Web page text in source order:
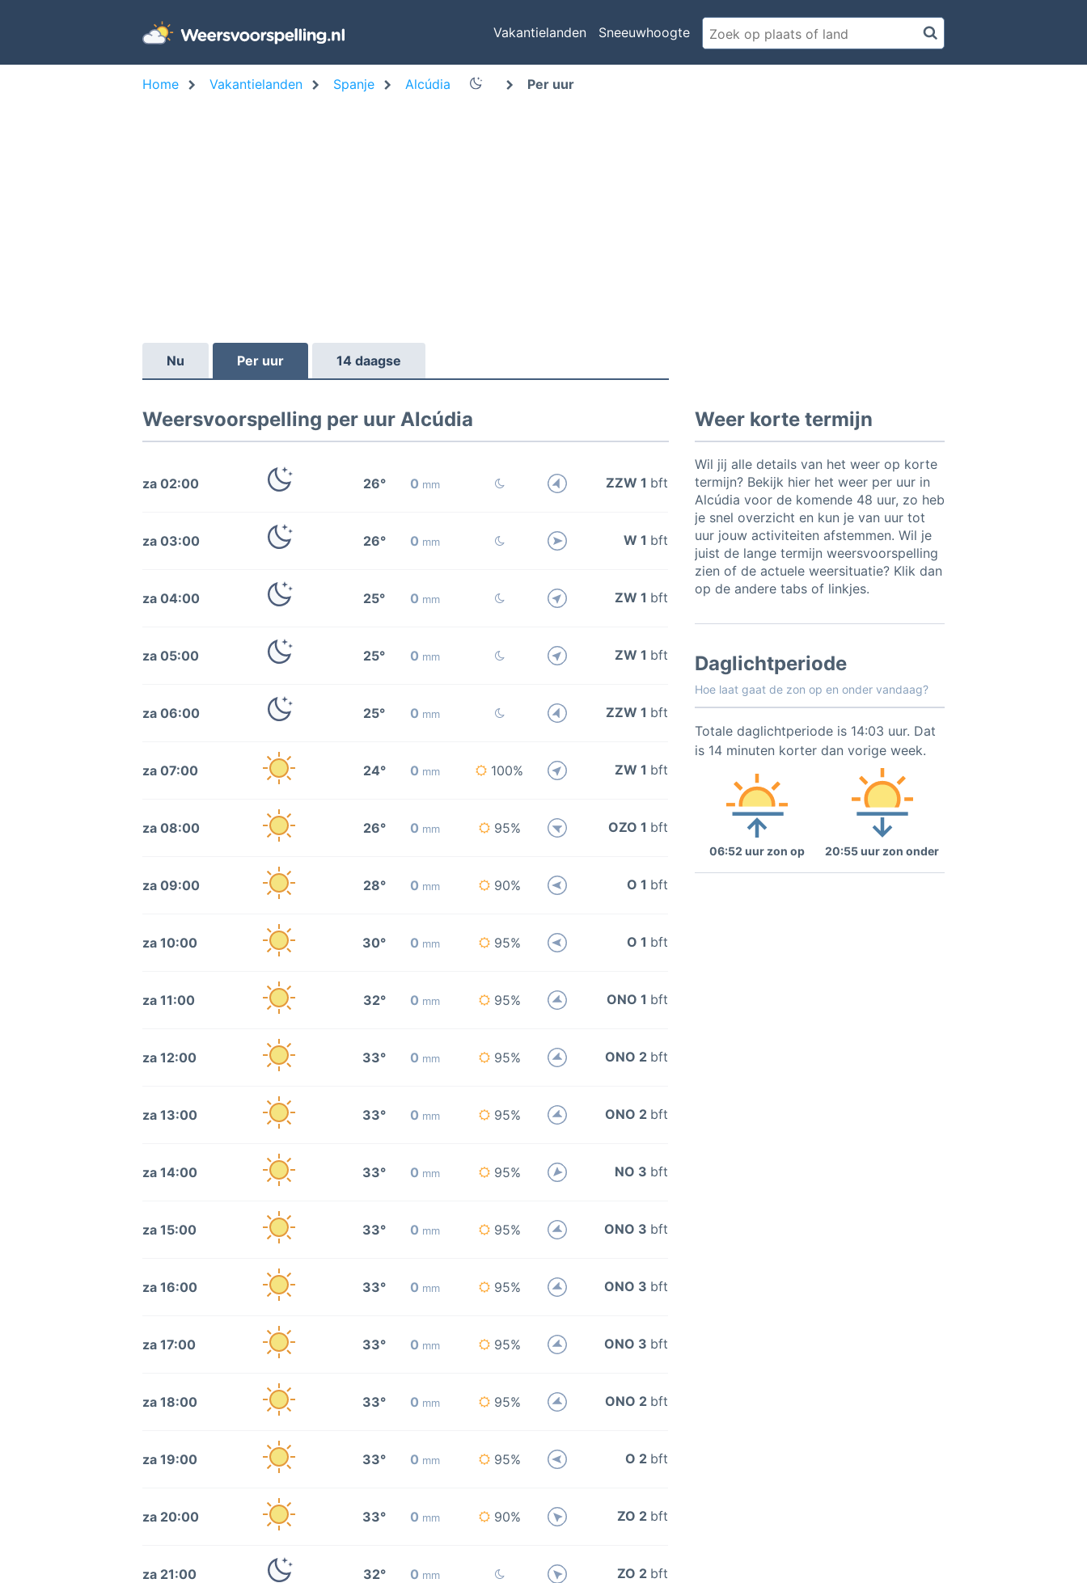
Vakantielanden Sneeuwhoogte
Home Vakantielanden Spanje Alcúdia Per uur
Nu Per uur 14 daagse
Weersvoorspelling per uur Alcúdia
za 02:00 26° 0 mm ZZW 1 bft
za 03:00 26° 0 mm W 1 bft
za 04:00 25° 0 mm ZW 1 bft
za 05:00 25° 0 mm ZW 1 bft
za 06:00 25° 0 mm ZZW 1 bft
za 07:00 24° 0 mm 100% ZW 1 bft
za 08:00 26° 0 mm 95% OZO 1 bft
za 09:00 28° 0 mm 90% O 1 bft
za 10:00 30° 0 mm 95% O 1 bft
za 11:00 32° 0 mm 95% ONO 1 bft
za 12:00 33° 0 mm 95% ONO 2 bft
za 13:00 33° 0 mm 95% ONO 2 bft
za 14:00 33° 0 mm 95% NO 3 bft
za 15:00 33° 0 mm 95% ONO 3 bft
za 16:00 33° 0 mm 95% ONO 3 bft
za 17:00 33° 0 mm 95% ONO 3 bft
za 18:00 33° 0 mm 95% ONO 2 bft
za 19:00 33° 0 mm 95% O 2 bft
za 20:00 33° 0 mm 90% ZO 2 bft
za 21:00 32° 0 mm ZO 2 bft
Weer korte termijn
Wil jij alle details van het weer op korte
termijn? Bekijk hier het weer per uur in
Alcúdia voor de komende 48 uur, zo heb
je snel overzicht en kun je van uur tot
uur jouw activiteiten afstemmen. Wil je
juist de lange termijn weersvoorspelling
zien of de actuele weersituatie? Klik dan
op de andere tabs of linkjes.
Daglichtperiode
Hoe laat gaat de zon op en onder vandaag?
Totale daglichtperiode is 14:03 uur. Dat
is 14 minuten korter dan vorige week.
06:52 uur zon op 20:55 uur zon onder